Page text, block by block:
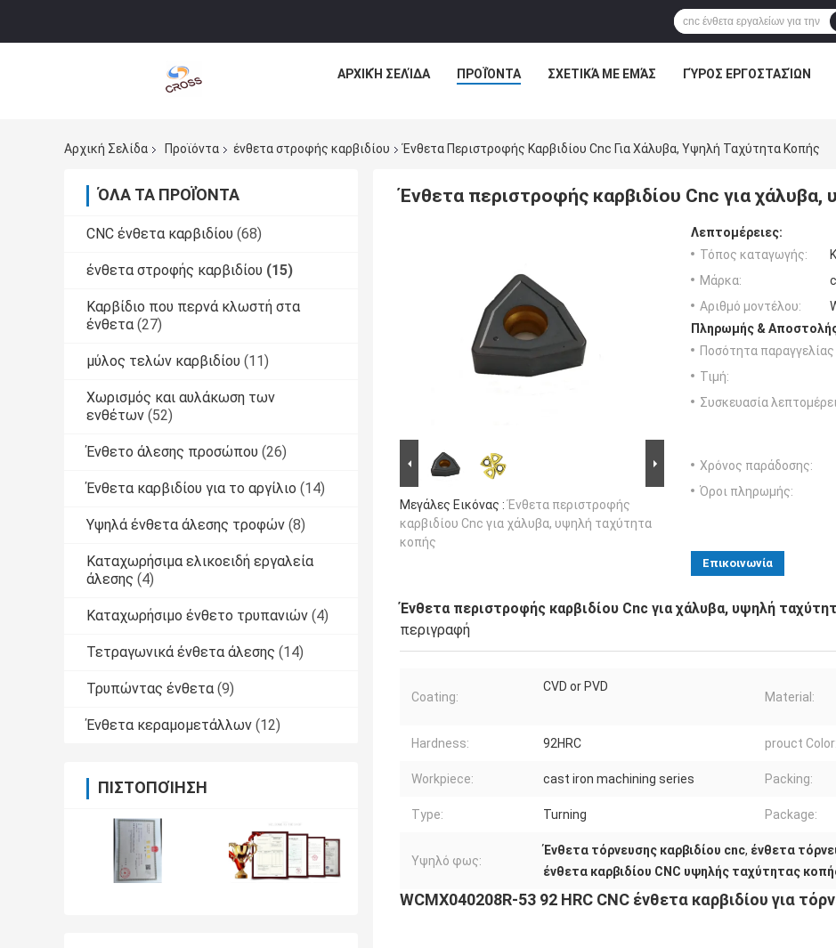
ΑΡΧΙΚΉ ΣΕΛΊΔΑ ΠΡΟΪΌΝΤΑ ΣΧΕΤΙΚΆ ΜΕ ΕΜΆΣ ΓΎΡΟΣ ΕΡΓΟΣΤΑΣΊΩΝ
Αρχική Σελίδα Προϊόντα ένθετα στροφής καρβιδίου Ένθετα Περιστροφής Καρβιδίου Cnc Για Χάλυβα, Υψηλή Ταχύτητα Κοπής
ΌΛΑ ΤΑ ΠΡΟΪΌΝΤΑ
CNC ένθετα καρβιδίου (68)
ένθετα στροφής καρβιδίου (15)
Καρβίδιο που περνά κλωστή στα
ένθετα (27)
μύλος τελών καρβιδίου (11)
Χωρισμός και αυλάκωση των
ενθέτων (52)
Ένθετο άλεσης προσώπου (26)
Ένθετα καρβιδίου για το αργίλιο (14)
Υψηλά ένθετα άλεσης τροφών (8)
Καταχωρήσιμα ελικοειδή εργαλεία
άλεσης (4)
Καταχωρήσιμο ένθετο τρυπανιών (4)
Τετραγωνικά ένθετα άλεσης (14)
Τρυπώντας ένθετα (9)
Ένθετα κεραμομετάλλων (12)
ΠΙΣΤΟΠΟΊΗΣΗ
Ένθετα περιστροφής καρβιδίου Cnc για
Μεγάλες Εικόνας :Ένθετα περιστροφής
καρβιδίου Cnc για χάλυβα, υψηλή ταχύτητα
κοπής
Λεπτομέρειες:
Τόπος καταγωγής:
Μάρκα:
Αριθμό μοντέλου:
Πληρωμής &
Ποσότητα
Τιμή:
Συσκευασία
Χρόνος παράδοσης:
Όροι πληρωμής:
Επικοινωνία
Ένθετα περιστροφής καρβιδίου Cnc για χάλυβα, υψηλή
περιγραφή
Coating:
CVD or PVD
Material:
Hardness: 92HRC prouct Color:
Workpiece: cast iron machining series Packing:
Type: Turning Package:
Υψηλό φως:
Ένθετα τόρνευσης καρβιδίου cnc, ένθετα
ένθετα καρβιδίου CNC υψηλής ταχύτητας
WCMX040208R-53 92 HRC CNC ένθετα καρβιδίου για